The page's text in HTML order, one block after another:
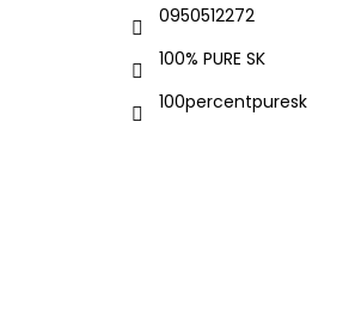
0950512272
100% PURE SK
100percentpuresk